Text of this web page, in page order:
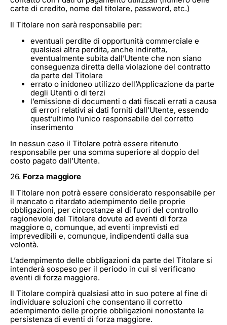
carte di credito, nome del titolare, password, etc.)
Il Titolare non sarà responsabile per:
eventuali perdite di opportunità commerciale e
qualsiasi altra perdita, anche indiretta,
eventualmente subita dall’Utente che non siano
conseguenza diretta della violazione del contratto
da parte del Titolare
errato o inidoneo utilizzo dell’Applicazione da parte
degli Utenti o di terzi
l’emissione di documenti o dati fiscali errati a causa
di errori relativi ai dati forniti dall’Utente, essendo
quest’ultimo l’unico responsabile del corretto
inserimento
In nessun caso il Titolare potrà essere ritenuto
responsabile per una somma superiore al doppio del
costo pagato dall’Utente.
26. Forza maggiore
Il Titolare non potrà essere considerato responsabile per
il mancato o ritardato adempimento delle proprie
obbligazioni, per circostanze al di fuori del controllo
ragionevole del Titolare dovute ad eventi di forza
maggiore o, comunque, ad eventi imprevisti ed
imprevedibili e, comunque, indipendenti dalla sua
volontà.
L’adempimento delle obbligazioni da parte del Titolare si
intenderà sospeso per il periodo in cui si verificano
eventi di forza maggiore.
Il Titolare compirà qualsiasi atto in suo potere al fine di
individuare soluzioni che consentano il corretto
adempimento delle proprie obbligazioni nonostante la
persistenza di eventi di forza maggiore.